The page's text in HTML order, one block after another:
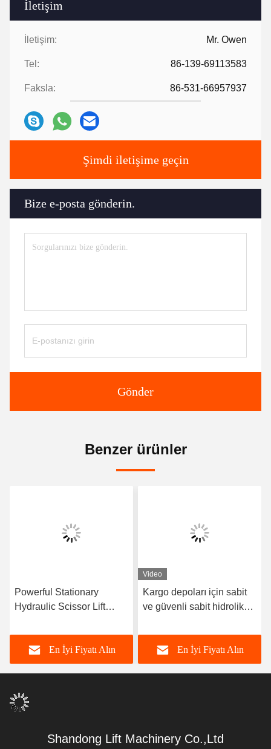
İletişim
İletişim: Mr. Owen
Tel: 86-139-69113583
Faksla: 86-531-66957937
Şimdi iletişime geçin
Bize e-posta gönderin.
Gönder
Benzer ürünler
Powerful Stationary
Hydraulic Scissor Lift
Lifting of Heavy Goods
En İyi Fiyatı Alın
Video
Kargo depoları için sabit
ve güvenli sabit hidrolik
asansörü masası
En İyi Fiyatı Alın
Shandong Lift Machinery Co.,Ltd